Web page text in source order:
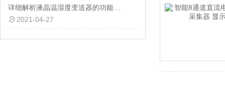
详细解析液晶温湿度变送器的功能特点
2021-04-27